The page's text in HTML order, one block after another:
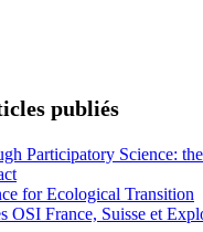
publiés
Participatory Science:
for Ecological Transition
OSI France, Suisse et